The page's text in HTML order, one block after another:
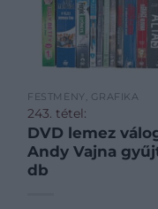
FESTMÉNY, GRAFIKA
243. tétel:
DVD lemez
Andy Vajna
db